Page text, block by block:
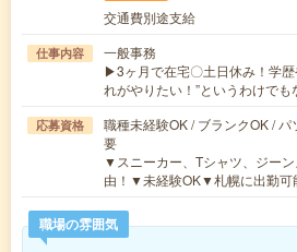
交通費別途支給
仕事内容
一般事務
▶3ヶ月で在宅〇土日休み！学歴
れがやりたい！”というわけで
応募資格
職種未経験OK / ブランクOK /
要
▼スニーカー、Tシャツ、ジー
由！▼未経験OK▼札幌に出勤
職場の雰囲気